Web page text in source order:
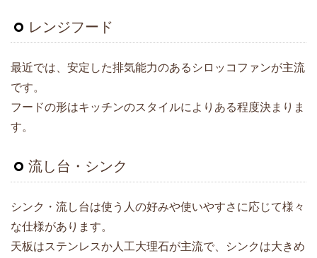
レンジフード
最近では、安定した排気能力のあるシロッコファンが主流
です。
フードの形はキッチンのスタイルによりある程度決まりま
す。
流し台・シンク
シンク・流し台は使う人の好みや使いやすさに応じて様々
な仕様があります。
天板はステンレスか人工大理石が主流で、シンクは大きめ